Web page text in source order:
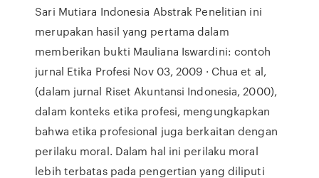
Sari Mutiara Indonesia Abstrak Penelitian ini
merupakan hasil yang pertama dalam
memberikan bukti Mauliana Iswardini: contoh
jurnal Etika Profesi Nov 03, 2009 · Chua et al,
(dalam jurnal Riset Akuntansi Indonesia, 2000),
dalam konteks etika profesi, mengungkapkan
bahwa etika profesional juga berkaitan dengan
perilaku moral. Dalam hal ini perilaku moral
lebih terbatas pada pengertian yang diliputi